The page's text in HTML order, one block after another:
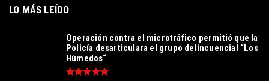
LO MÁS LEÍDO
Operación contra el microtráfico permitió que la
Policía desarticulara el grupo delincuencial “Los
Húmedos“